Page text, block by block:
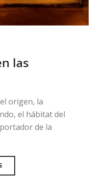
las
origen, la
el hábitat del
de la